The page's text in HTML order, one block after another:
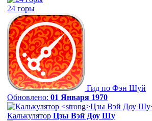
24 горы
Гид по Фэн Шуй
Обновлено: 01 Января 1970
Калькулятор Цзы Вэй Доу Шу